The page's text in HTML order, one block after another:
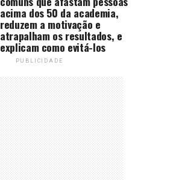
acima dos 50 da academia,
reduzem a motivação e
atrapalham os resultados, e
explicam como evitá-los
PUBLICIDADE